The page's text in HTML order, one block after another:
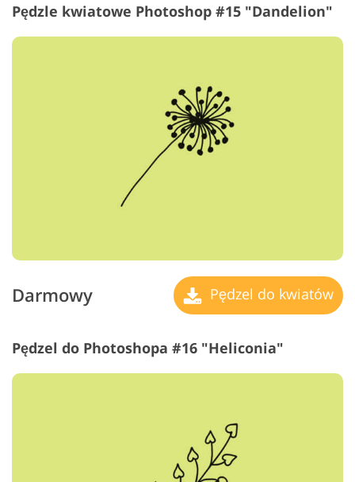
Pędzle kwiatowe Photoshop #15 "Dandelion"
Darmowy Pędzel do kwiatów
Pędzel do Photoshopa #16 "Heliconia"